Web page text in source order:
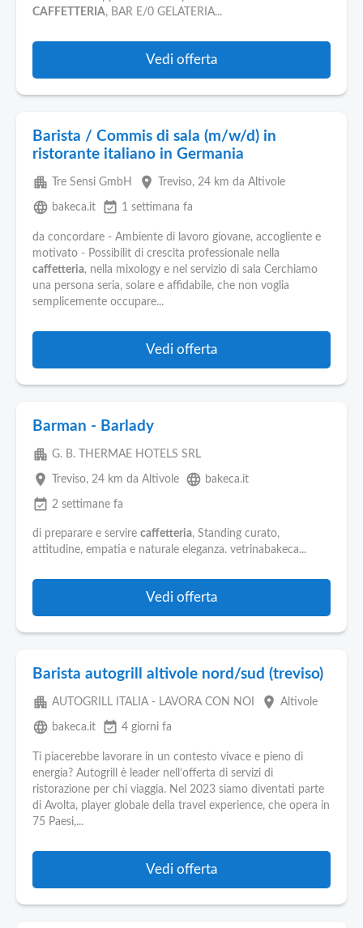
CAFFETTERIA, BAR E/0 GELATERIA...
Vedi offerta
Barista / Commis di sala (m/w/d) in
ristorante italiano in Germania
apartment Tre Sensi GmbH place Treviso, 24 km da Altivole
language bakeca.it event_available 1 settimana fa
da concordare - Ambiente di lavoro giovane, accogliente e
motivato - Possibilit di crescita professionale nella
caffetteria, nella mixology e nel servizio di sala Cerchiamo
una persona seria, solare e affidabile, che non voglia
semplicemente occupare...
Vedi offerta
Barman - Barlady
apartment G. B. THERMAE HOTELS SRL
place Treviso, 24 km da Altivole language bakeca.it
event_available 2 settimane fa
di preparare e servire caffetteria, Standing curato,
attitudine, empatia e naturale eleganza. vetrinabakeca...
Vedi offerta
Barista autogrill altivole nord/sud (treviso)
apartment AUTOGRILL ITALIA - LAVORA CON NOI place Altivole
language bakeca.it event_available 4 giorni fa
Ti piacerebbe lavorare in un contesto vivace e pieno di
energia? Autogrill è leader nell’offerta di servizi di
ristorazione per chi viaggia. Nel 2023 siamo diventati parte
di Avolta, player globale della travel experience, che opera in
75 Paesi,...
Vedi offerta